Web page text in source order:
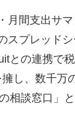
月間支出サ
スプレッド
との連携で
し、数千万
相談窓口」